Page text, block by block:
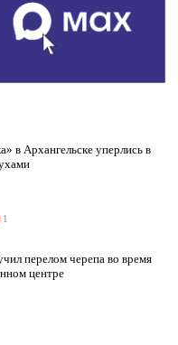
в Архангельске уперлись в
1
перелом черепа во время
центре